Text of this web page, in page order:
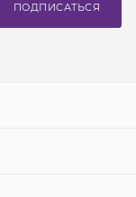
ПОДПИСАТЬСЯ